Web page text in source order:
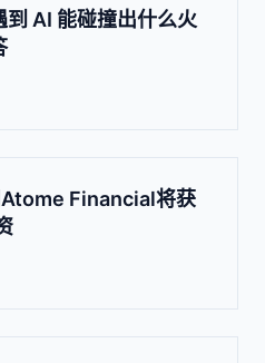
AI 能碰撞出什么火
Financial将获